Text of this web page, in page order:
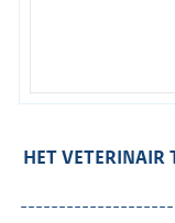
HET VETERINAIR